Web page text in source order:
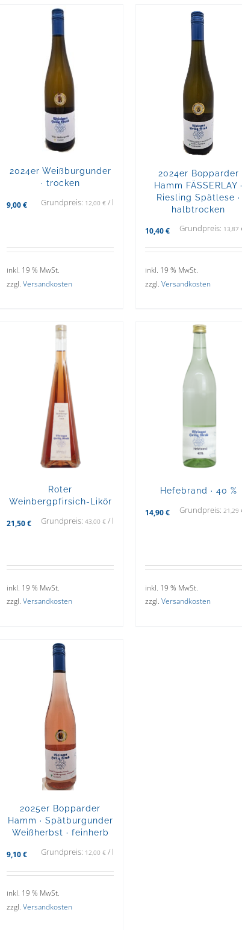
2024er Weißburgunder
· trocken
9,00€ Grundpreis: 12,00€ / l
inkl. 19 % MwSt.
zzgl.Versandkosten
2024er Bopparder
Hamm FÄSSERLAY ·
Riesling Spätlese ·
halbtrocken
10,40€ Grundpreis: 13,87
inkl. 19 % MwSt.
zzgl.Versandkosten
Roter
Weinbergpfirsich-Likör
21,50€ Grundpreis:43,00€ / l
inkl. 19 % MwSt.
zzgl.Versandkosten
Hefebrand · 40 %
14,90€ Grundpreis: 21,29
inkl. 19 % MwSt.
zzgl.Versandkosten
2025er Bopparder
Hamm · Spätburgunder
Weißherbst · feinherb
9,10€ Grundpreis: 12,00€ / l
inkl. 19 % MwSt.
zzgl.Versandkosten